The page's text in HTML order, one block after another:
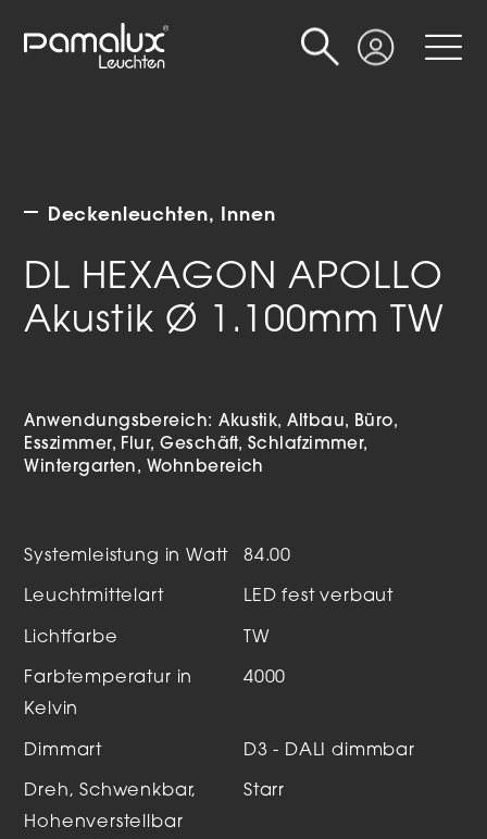
Login
Suche
Deckenleuchten Innen
DL HEXAGON APOLLO
Akustik Ø 1.100mm TW
Anwendungsbereich:Akustik Altbau
Büro
Esszimmer
Flur Geschäft
Schlafzimmer
Wintergarten
Wohnbereich
Systemleistung in Watt 84.00
Leuchtmittelart LED fest verbaut
Lichtfarbe TW
Farbtemperatur in
Kelvin
4000
Dimmart D3 - DALI dimmbar
Dreh, Schwenkbar,
Hohenverstellbar
Starr